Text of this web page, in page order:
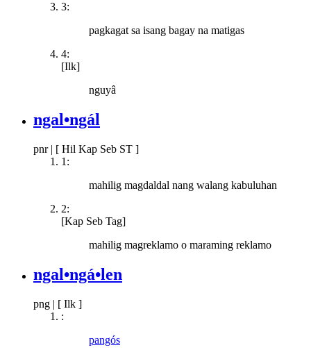
3:
pagkagat sa isang bagay na matigas
4:
[Ilk]
nguyâ
ngal•ngál
pnr | [ Hil Kap Seb ST ]
1:
mahilig magdaldal nang walang kabuluhan
2:
[Kap Seb Tag]
mahilig magreklamo o maraming reklamo
ngal•ngá•len
png | [ Ilk ]
:
pangós